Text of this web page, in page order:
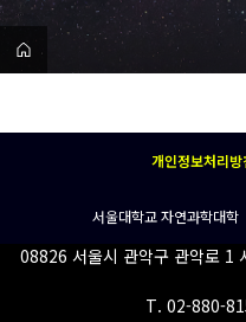
개인정보처리방
서울대학교 자연과학대학
08826 서울시 관악구 관악로 1
T. 02-880-